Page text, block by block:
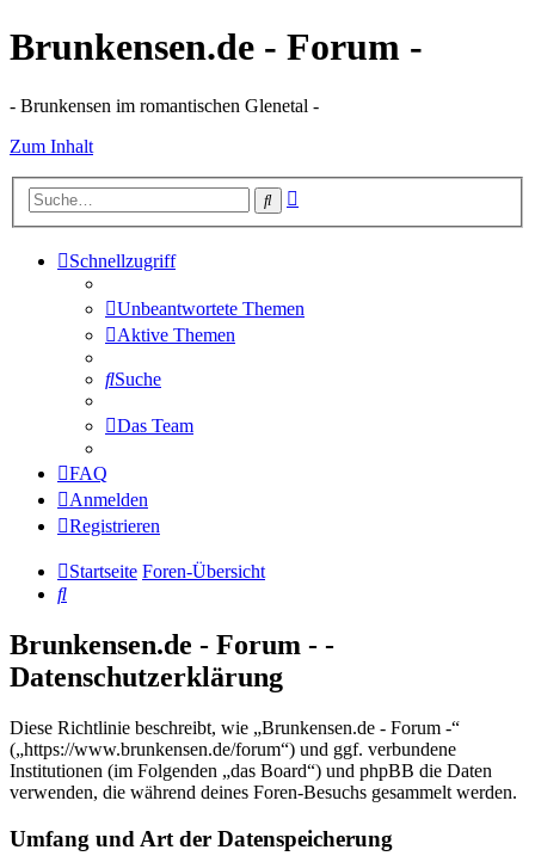
Brunkensen.de - Forum -
- Brunkensen im romantischen Glenetal -
Zum Inhalt
Suche
Schnellzugriff
Unbeantwortete Themen
Aktive Themen
Suche
Das Team
FAQ
Anmelden
Registrieren
Startseite Foren-Übersicht
Suche
Brunkensen.de - Forum - -
Datenschutzerklärung
Diese Richtlinie beschreibt, wie „Brunkensen.de - Forum -“
(„https://www.brunkensen.de/forum“) und ggf. verbundene
Institutionen (im Folgenden „das Board“) und phpBB die Daten
verwenden, die während deines Foren-Besuchs gesammelt werden.
Umfang und Art der Datenspeicherung